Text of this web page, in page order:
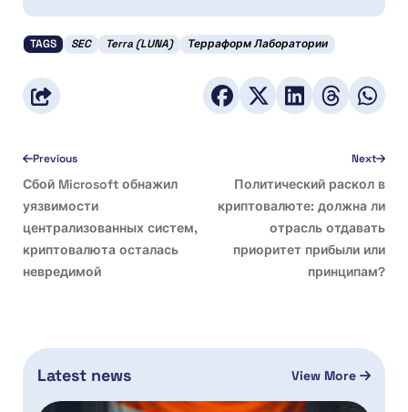
TAGS SEC Terra (LUNA) Терраформ Лаборатории
Previous
Сбой Microsoft обнажил
уязвимости
централизованных систем,
криптовалюта осталась
невредимой
Next
Политический раскол в
криптовалюте: должна ли
отрасль отдавать
приоритет прибыли или
принципам?
Latest news View More